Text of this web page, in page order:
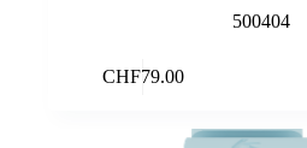
500404
CHF79.00